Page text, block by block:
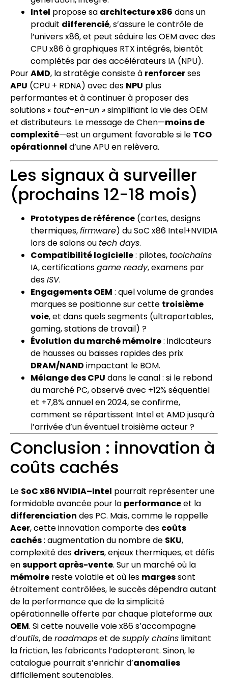
Intel propose sa architecture x86 dans un
produit differencié, s’assure le contrôle de
l’univers x86, et peut séduire les OEM avec des
CPU x86 à graphiques RTX intégrés, bientôt
complétés par des accélérateurs IA (NPU).
PourAMD, la stratégie consiste à renforcerses
APU (CPU + RDNA) avec des NPU plus
performantes et à continuer à proposer des
solutions« tout-en-un »simplifiant la vie des OEM
et distributeurs. Le message de Chen—moins de
complexité—est un argument favorable si le TCO
opérationnel d’une APU en relèvera.
Les signaux à surveiller
(prochains 12-18 mois)
Prototypes de référence (cartes, designs
thermiques,firmware) du SoC x86 Intel+NVIDIA
lors de salons ou tech days.
Compatibilité logicielle: pilotes, toolchains
IA, certificationsgame ready, examens par
desISV.
Engagements OEM : quel volume de grandes
marques se positionne sur cette troisième
voie, et dans quels segments (ultraportables,
gaming, stations de travail) ?
Évolution du marché mémoire: indicateurs
de hausses ou baisses rapides des prix
DRAM/NAND impactant le BOM.
Mélange des CPU dans le canal : si le rebond
du marché PC, observé avec +12% séquentiel
et +7,8% annuel en 2024, se confirme,
comment se répartissent Intel et AMD jusqu’à
l’arrivée d’un éventuel troisième acteur ?
Conclusion : innovation à
coûts cachés
Le SoC x86 NVIDIA–Intel pourrait représenter une
formidable avancée pour la performanceet la
differenciation des PC. Mais, comme le rappelle
Acer, cette innovation comporte des coûts
cachés: augmentation du nombre de SKU,
complexité des drivers, enjeux thermiques, et défis
ensupport après-vente. Sur un marché où la
mémoire reste volatile et où les margessont
étroitement contrôlées, le succès dépendra autant
de la performance que de la simplicité
opérationnelle offerte par chaque plateforme aux
OEM. Si cette nouvelle voie x86 s’accompagne
d’outils, deroadmapset desupply chains limitant
la friction, les fabricants l’adopteront. Sinon, le
catalogue pourrait s’enrichir d’anomalies
difficilement soutenables.